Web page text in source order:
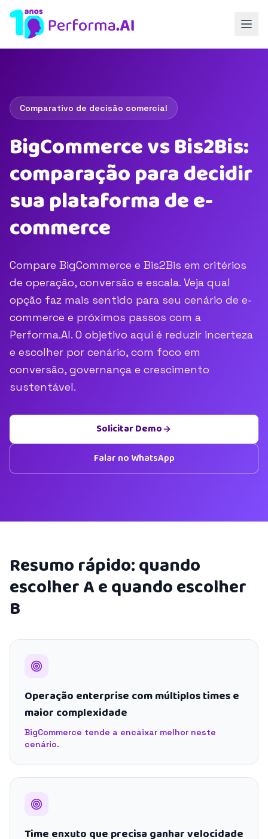
Comparativo de decisão comercial
BigCommerce vs Bis2Bis:
comparação para decidir
sua plataforma de e-
commerce
Compare BigCommerce e Bis2Bis em critérios
de operação, conversão e escala. Veja qual
opção faz mais sentido para seu cenário de e-
commerce e próximos passos com a
Performa.AI. O objetivo aqui é reduzir incerteza
e escolher por cenário, com foco em
conversão, governança e crescimento
sustentável.
Solicitar Demo
Falar no WhatsApp
Resumo rápido: quando
escolher A e quando escolher
B
Operação enterprise com múltiplos times e
maior complexidade
BigCommerce tende a encaixar melhor neste
cenário.
Time enxuto que precisa ganhar velocidade